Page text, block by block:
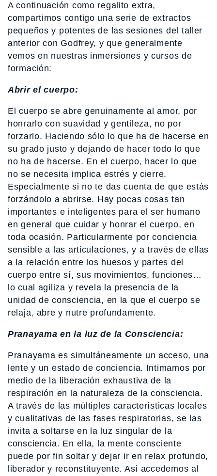
A continuación como regalito extra,
compartimos contigo una serie de extractos
pequeños y potentes de las sesiones del taller
anterior con Godfrey, y que generalmente
vemos en nuestras inmersiones y cursos de
formación:
Abrir el cuerpo:
El cuerpo se abre genuinamente al amor, por
honrarlo con suavidad y gentileza, no por
forzarlo. Haciendo sólo lo que ha de hacerse en
su grado justo y dejando de hacer todo lo que
no ha de hacerse. En el cuerpo, hacer lo que
no se necesita implica estrés y cierre.
Especialmente si no te das cuenta de que estás
forzándolo a abrirse. Hay pocas cosas tan
importantes e inteligentes para el ser humano
en general que cuidar y honrar el cuerpo, en
toda ocasión. Particularmente por conciencia
sensible a las articulaciones, y a través de ellas
a la relación entre los huesos y partes del
cuerpo entre sí, sus movimientos, funciones…
lo cual agiliza y revela la presencia de la
unidad de consciencia, en la que el cuerpo se
relaja, abre y nutre profundamente.
Pranayama en la luz de la Consciencia:
Pranayama es simultáneamente un acceso, una
lente y un estado de conciencia. Intimamos por
medio de la liberación exhaustiva de la
respiración en la naturaleza de la consciencia.
A través de las múltiples características locales
y cualitativas de las fases respiratorias, se las
invita a soltarse en la luz singular de la
consciencia. En ella, la mente consciente
puede por fin soltar y dejar ir en relax profundo,
liberador y reconstituyente. Así accedemos al